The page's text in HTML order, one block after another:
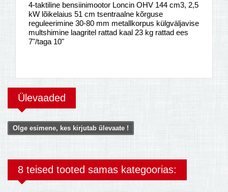
4-taktiline bensiinimootor Loncin OHV 144 cm3, 2,5
kW lõikelaius 51 cm tsentraalne kõrguse
reguleerimine 30-80 mm metallkorpus külgväljavise
multshimine laagritel rattad kaal 23 kg rattad ees
7"/taga 10"
Ülevaaded
Olge esimene, kes kirjutab ülevaate !
8 teised tooted samas kategoorias: